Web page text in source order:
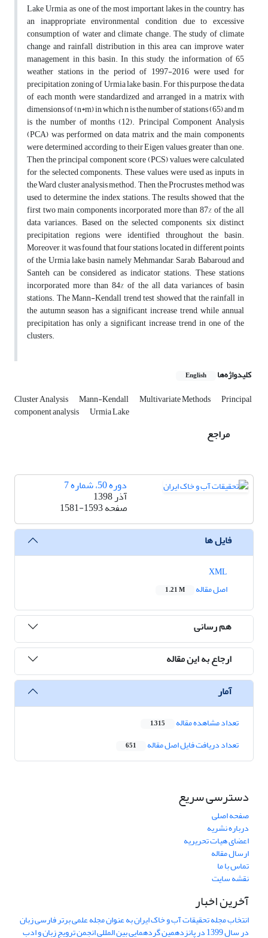
Lake Urmia, as one of the most important lakes in the country, has
an inappropriate environmental condition due to excessive
consumption of water and climate change. The study of climate
change and rainfall distribution in this area can improve water
management in this basin. In this study, the information of 65
weather stations in the period of 1997-2016 were used for
precipitation zoning of Urmia lake basin. For this purpose, the data
of each month were standardized and arranged in a matrix with
dimensions of (n*m) in which n is the number of stations (65) and m
is the number of months (12). Principal Component Analysis
(PCA) was performed on data matrix and the main components
were determined according to their Eigen values greater than one.
Then the principal component score (PCS) values were calculated
for the selected components. These values were used as inputs in
the Ward cluster analysis method. Then, the Procrustes method was
used to determine the index stations. The results showed that the
first two main components incorporated more than 87% of the all
data variances. Based on the selected components, six distinct
precipitation regions were identified throughout the basin.
Moreover, it was found that four stations located in different points
of the Urmia lake basin namely Mehmandar, Sarab, Babaroud and
Santeh can be considered as indicator stations. These stations
incorporated more than 84% of the all data variances of basin
stations. The Mann-Kendall trend test showed that the rainfall in
the autumn season has a significant increase trend, while annual
precipitation has only a significant increase trend in one of the
clusters.
کلیدواژه‌ها English
Cluster Analysis Mann-Kendall Multivariate Methods Principal
component analysis Urmia Lake
مراجع
دوره 50، شماره 7
آذر 1398
صفحه1581-1593
فایل ها
اصل مقاله
1.21 M
هم رسانی
ارجاع به این مقاله
آمار
تعداد مشاهده مقاله 1,315
تعداد دریافت فایل اصل مقاله 651
دسترسی سریع
صفحه اصلی
درباره نشریه
اعضای هیات تحریریه
ارسال مقاله
تماس با ما
نقشه سایت
آخرین اخبار
انتخاب مجله تحقیقات آب و خاک ایران به عنوان مجله علمی برتر فارسی زبان
در سال 1399 در پانزدهمین گردهمایی بین المللی انجمن ترویج زبان و ادب